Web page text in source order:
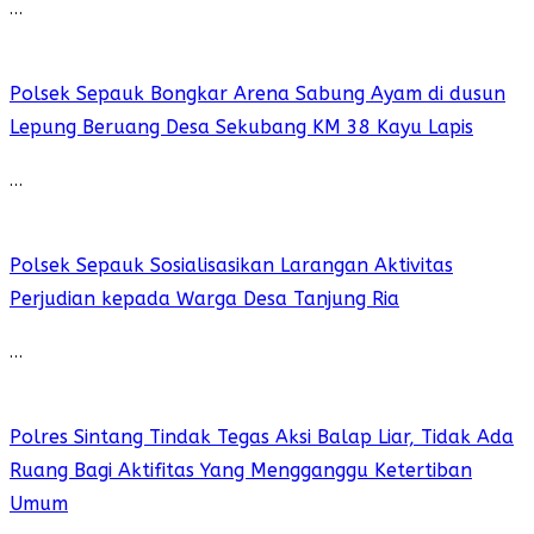
…
Polsek Sepauk Bongkar Arena Sabung Ayam di dusun
Lepung Beruang Desa Sekubang KM 38 Kayu Lapis
…
Polsek Sepauk Sosialisasikan Larangan Aktivitas
Perjudian kepada Warga Desa Tanjung Ria
…
Polres Sintang Tindak Tegas Aksi Balap Liar, Tidak Ada
Ruang Bagi Aktifitas Yang Mengganggu Ketertiban
Umum